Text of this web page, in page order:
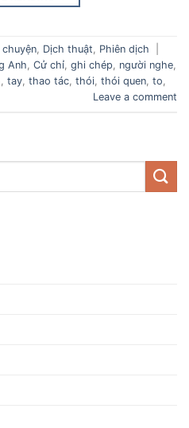
, Dịch thuật, Phiên dịch
Anh, Cử chỉ, ghi chép, người nghe,
, tay, thao tác, thói, thói quen, to,
Leave a comment